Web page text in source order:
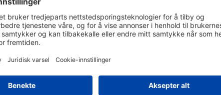
ASTM D2671 B
11.8
-55 °C til +110 °C (kun yttervegg)